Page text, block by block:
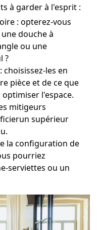
à garder à l'esprit :
: opterez-vous
douche à
ou une
?
les en
pièce et de ce que
l'espace.
mitigeurs
supérieur
la configuration de
pourriez
serviettes ou un